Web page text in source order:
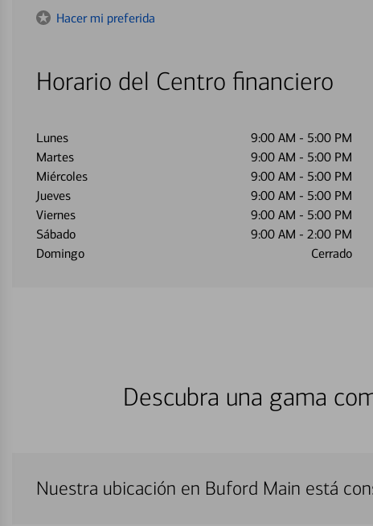
Hacer mi preferida
Horario del Centro financiero
Lunes 9:00 AM - 5:00 PM
Martes
9:00 AM - 5:00 PM
Miércoles
9:00 AM - 5:00 PM
Jueves
9:00 AM - 5:00 PM
Viernes
9:00 AM - 5:00 PM
Sábado
9:00 AM - 2:00 PM
Domingo
Cerrado
Descubra una gama
Nuestra ubicación en Buford Main está